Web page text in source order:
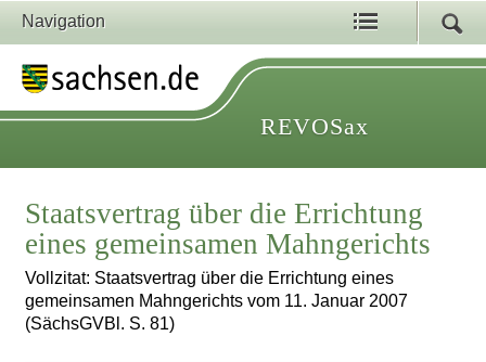
Navigation
REVOSax
Staatsvertrag über die Errichtung
eines gemeinsamen Mahngerichts
Vollzitat: Staatsvertrag über die Errichtung eines
gemeinsamen Mahngerichts vom 11. Januar 2007
(SächsGVBl. S. 81)